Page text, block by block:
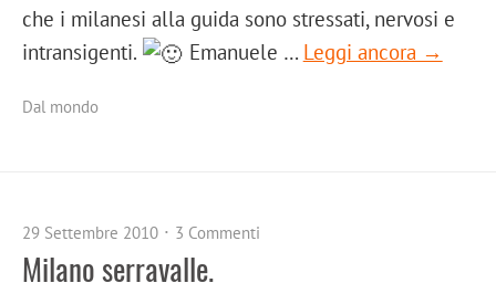
che i milanesi alla guida sono stressati, nervosi e
intransigenti.
Emanuele … Leggi ancora →
Dal mondo
29 Settembre 2010 3 Commenti
Milano serravalle.